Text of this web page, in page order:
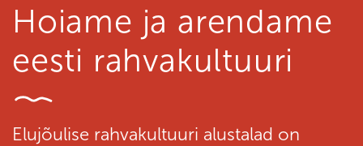
Hoiame ja arendame
eesti rahvakultuuri
Elujõulise rahvakultuuri alustalad on